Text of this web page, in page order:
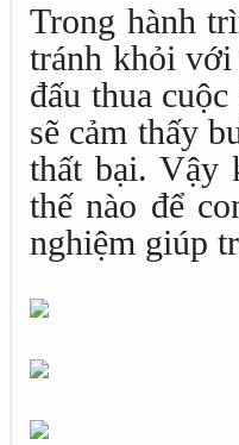
Trong hành
tránh khỏi
đấu thua
sẽ cảm thấy
thất bại. Vậy
thế nào để
nghiệm giúp